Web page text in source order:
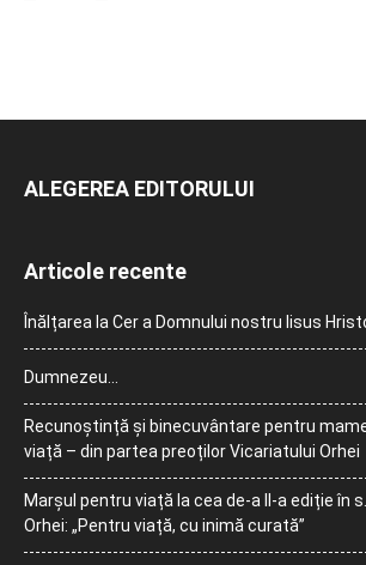
ALEGEREA EDITORULUI
Articole recente
Înălțarea la Cer a Domnului nostru Iisus
Dumnezeu…
Recunoștință și binecuvântare pentru
viață – din partea preoților Vicariatului Orhei
Marșul pentru viață la cea de-a II-a ediție în
Orhei: „Pentru viață, cu inimă curată”